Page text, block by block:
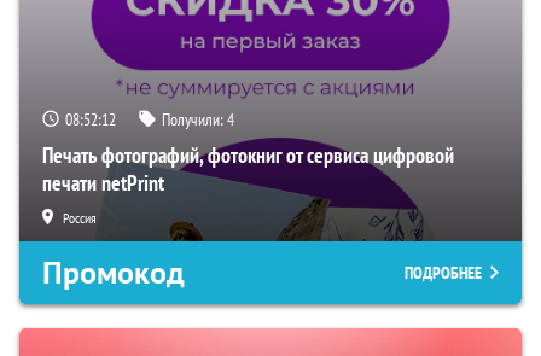
08:52:11 Получили:4
Печать фотографий, фотокниг от сервиса цифровой
печати netPrint
Россия
Промокод ПОДРОБНЕЕ